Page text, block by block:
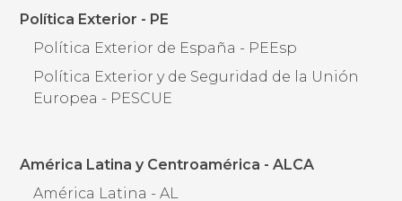
Política Exterior - PE
Política Exterior de España - PEEsp
Política Exterior y de Seguridad de la Unión
Europea - PESCUE
América Latina y Centroamérica - ALCA
América Latina - AL